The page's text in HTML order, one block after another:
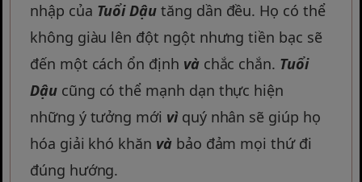
nhập của Tuổi Dậu tăng dần đều. Họ có thể
không giàu lên đột ngột nhưng tiền bạc sẽ
đến một cách ổn định vàchắc chắn. Tuổi
Dậucũng có thể mạnh dạn thực hiện
những ý tưởng mới vìquý nhân sẽ giúp họ
hóa giải khó khăn vàbảo đảm mọi thứ đi
đúng hướng.